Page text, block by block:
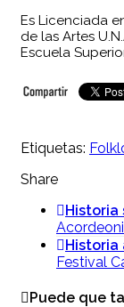
Es Licenciada
de las Artes
Escuela
Etiquetas:
Share
Historia
Historia
Festival
Puede que